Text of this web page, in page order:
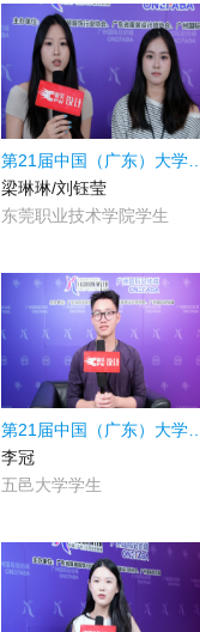
第21届中国（广东）大学生时装周|采访东
梁琳琳/刘钰莹
东莞职业技术学院学生
第21届中国（广东）大学生时
李冠
五邑大学学生